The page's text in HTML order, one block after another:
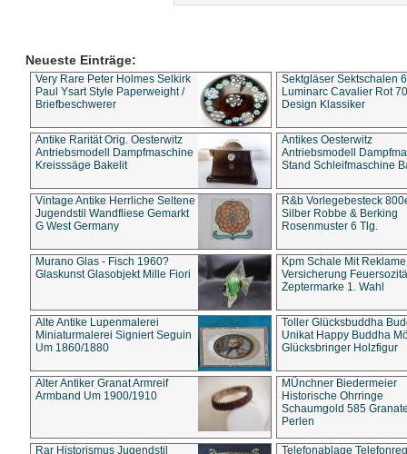
Neueste Einträge:
Very Rare Peter Holmes Selkirk
Paul Ysart Style Paperweight /
Briefbeschwerer
Sektgläser Sektschalen
Luminarc Cavalier Rot
Design Klassiker
Antike Rarität Orig. Oesterwitz
Antriebsmodell Dampfmaschine
Kreisssäge Bakelit
Antikes Oesterwitz
Antriebsmodell
Stand Schleifmaschine
Vintage Antike Herrliche Seltene
Jugendstil Wandfliese Gemarkt
G West Germany
R&b Vorlegebesteck
Silber Robbe & Berking
Rosenmuster 6 Tlg.
Murano Glas - Fisch 1960?
Glaskunst Glasobjekt Mille Fiori
Kpm Schale Mit Reklame
Versicherung
Zeptermarke 1. Wahl
Alte Antike Lupenmalerei
Miniaturmalerei Signiert Seguin
Um 1860/1880
Toller Glücksbuddha
Unikat Happy Buddha
Glücksbringer Holzfigur
Alter Antiker Granat Armreif
Armband Um 1900/1910
MÜnchner Biedermeier
Historische Ohrringe
Schaumgold 585
Perlen
Rar Historismus Jugendstil Telefonablage